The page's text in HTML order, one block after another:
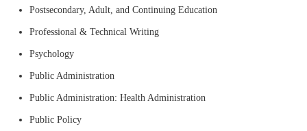
Postsecondary, Adult, and Continuing Education
Professional & Technical Writing
Psychology
Public Administration
Public Administration: Health Administration
Public Policy